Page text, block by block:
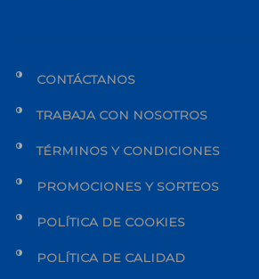
CONTÁCTANOS
TRABAJA CON NOSOTROS
TÉRMINOS Y CONDICIONES
PROMOCIONES Y SORTEOS
POLÍTICA DE COOKIES
POLÍTICA DE CALIDAD